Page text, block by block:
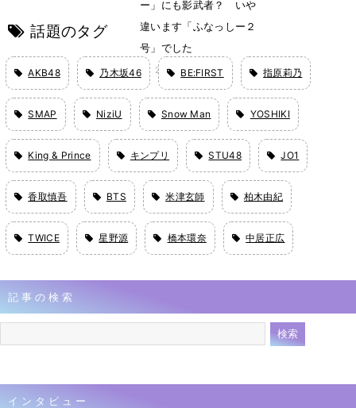
ー」にも影武者？ いや
違います「ふなっしー２
号」でした
2月10日 00時55分
話題のタグ
AKB48 乃木坂46 BE:FIRST 指原莉乃
SMAP NiziU Snow Man YOSHIKI
King & Prince キンプリ STU48 JO1
香取慎吾 BTS 米津玄師 柏木由紀
TWICE 星野源 橋本環奈 中居正広
記事の検索
インタビュー